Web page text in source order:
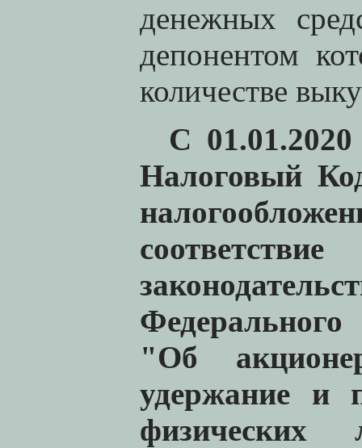
денежных
депонентом
количестве
С
Налоговый
"Об
удержание и
физических